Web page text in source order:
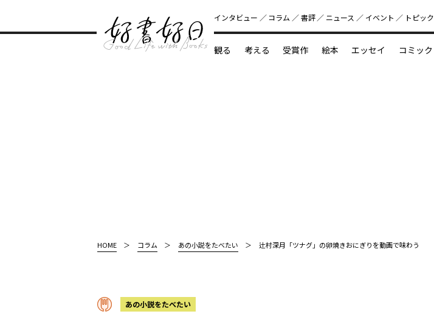
好書好日
インタビュー コラム 書評 ニュース イベント トピック
観る 考える 受賞作 絵本 エッセイ コミック
HOME コラム あの小説をたべたい 辻村深月「ツナグ」の卵焼きおにぎりを動画で味わう
あの小説をたべたい